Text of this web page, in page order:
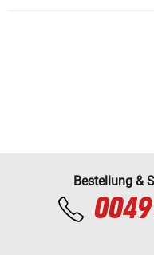
Bestellung &
0049